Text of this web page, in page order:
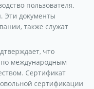
пользователя,
Эти документы
также служат
что
по международным
Сертификат
сертификации